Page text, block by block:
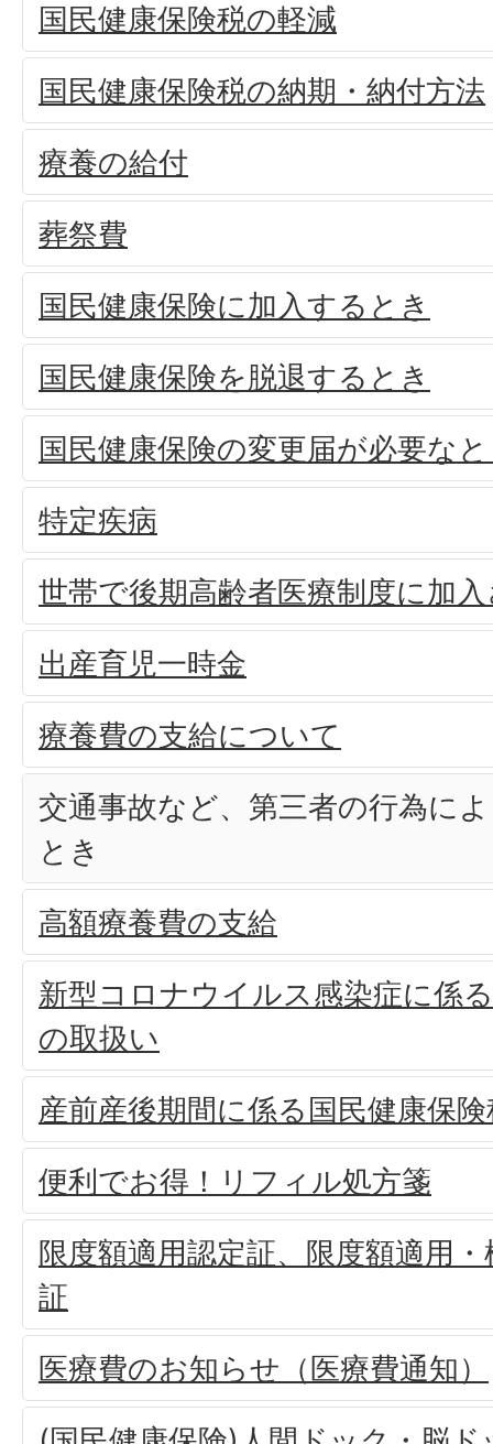
国民健康保険税の軽減
国民健康保険税の納期・納付方法
療養の給付
葬祭費
国民健康保険に加入するとき
国民健康保険を脱退するとき
国民健康保険の変更届が必要な
特定疾病
世帯で後期高齢者医療制度に加
出産育児一時金
療養費の支給について
交通事故など、第三者の行為に
とき
高額療養費の支給
新型コロナウイルス感染症に係
の取扱い
産前産後期間に係る国民健康保
便利でお得！リフィル処方箋
限度額適用認定証、限度額適用
証
医療費のお知らせ（医療費通知）